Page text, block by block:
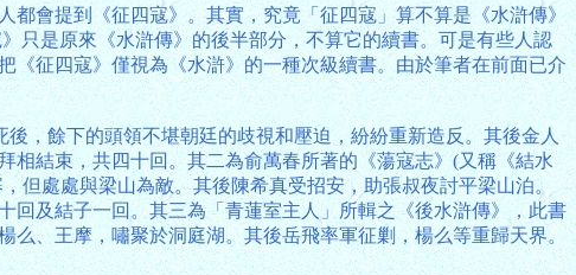
都會提到《征四寇》。其實，究竟「征四寇」算不算是《水滸傳》
只是原來《水滸傳》的後半部分，不算它的續書。可是有些人認
《征四寇》僅視為《水滸》的一種次級續書。由於筆者在前面已介
，餘下的頭領不堪朝廷的歧視和壓迫，紛紛重新造反。其後金人
相結束，共四十回。其二為俞萬春所著的《蕩寇志》(又稱《結水
但處處與梁山為敵。其後陳希真受招安，助張叔夜討平梁山泊。
回及結子一回。其三為「青蓮室主人」所輯之《後水滸傳》，此書
么、王摩，嘯聚於洞庭湖。其後岳飛率軍征剿，楊么等重歸天界。